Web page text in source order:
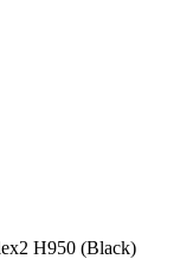
H950 (Black)